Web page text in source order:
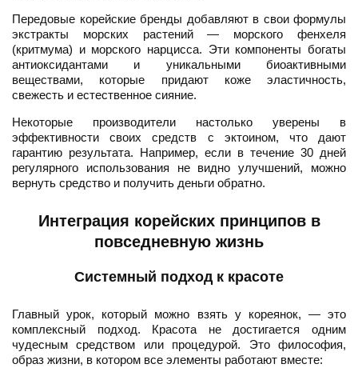
Передовые корейские бренды добавляют в свои формулы
экстракты морских растений — морского фенхеля
(критмума) и морского нарцисса. Эти компоненты богаты
антиоксидантами и уникальными биоактивными
веществами, которые придают коже эластичность,
свежесть и естественное сияние.
Некоторые производители настолько уверены в
эффективности своих средств с эктоином, что дают
гарантию результата. Например, если в течение 30 дней
регулярного использования не видно улучшений, можно
вернуть средство и получить деньги обратно.
Интеграция корейских принципов в
повседневную жизнь
Системный подход к красоте
Главный урок, который можно взять у кореянок, — это
комплексный подход. Красота не достигается одним
чудесным средством или процедурой. Это философия,
образ жизни, в котором все элементы работают вместе: